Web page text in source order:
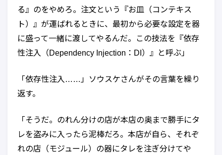
る』のをやめろ。注文という『お皿（コンテキス
ト）』が運ばれるときに、最初から必要な設定を器
に盛って一緒に渡してやるんだ。この技法を『依存
性注入（Dependency Injection：DI）』と呼ぶ」
「依存性注入……」ソウスケさんがその言葉を繰り
返す。
「そうだ。のれん分けの店が本店の奥まで勝手にタ
レを盗みに入ったら泥棒だろ。本店が自ら、それぞ
れの店（モジュール）の器にタレを注ぎ分けてや